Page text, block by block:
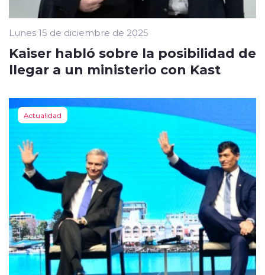
Lunes 15 de diciembre de 2025
Kaiser habló sobre la posibilidad de
llegar a un ministerio con Kast
Actualidad